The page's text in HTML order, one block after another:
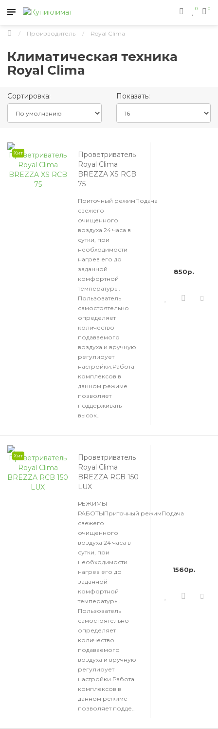
0 0
Производитель Royal Clima
Климатическая техника
Royal Clima
Сортировка: Показать:
Хит
Проветриватель
Royal Clima
BREZZA XS RCB
75
Приточный режимПодача
свежего
очищенного
воздуха 24 часа в
сутки, при
необходимости
нагрев его до
заданной
комфортной
температуры.
Пользователь
самостоятельно
определяет
количество
подаваемого
воздуха и вручную
регулирует
настройки.Работа
комплексов в
данном режиме
позволяет
поддерживать
высок..
850р.
Хит
Проветриватель
Royal Clima
BREZZA RCB 150
LUX
РЕЖИМЫ
РАБОТЫПриточный режимПодача
свежего
очищенного
воздуха 24 часа в
сутки, при
необходимости
нагрев его до
заданной
комфортной
температуры.
Пользователь
самостоятельно
определяет
количество
подаваемого
воздуха и вручную
регулирует
настройки.Работа
комплексов в
данном режиме
позволяет подде..
1560р.